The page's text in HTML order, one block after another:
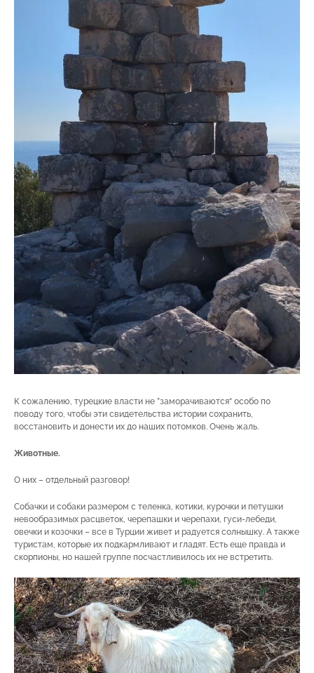
К сожалению, турецкие власти не ”заморачиваются“ особо по
поводу того, чтобы эти свидетельства истории сохранить,
восстановить и донести их до наших потомков. Очень жаль.
Животные.
О них – отдельный разговор!
Собачки и собаки размером с теленка, котики, курочки и петушки
невообразимых расцветок, черепашки и черепахи, гуси-лебеди,
овечки и козочки – все в Турции живет и радуется солнышку. А также
туристам, которые их подкармливают и гладят. Есть еще правда и
скорпионы, но нашей группе посчастливилось их не встретить.